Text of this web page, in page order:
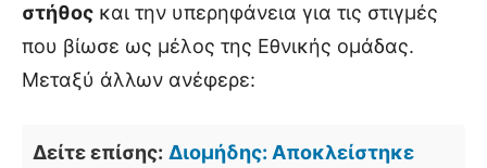
στήθος και την υπερηφάνεια για τις στιγμές
που βίωσε ως μέλος της Εθνικής ομάδας.
Μεταξύ άλλων ανέφερε:
Δείτε επίσης: Διομήδης: Αποκλείστηκε